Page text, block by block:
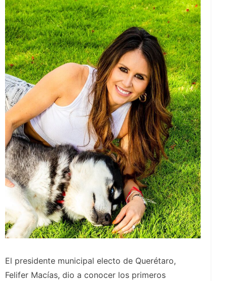
El presidente municipal electo de Querétaro,
Felifer Macías, dio a conocer los primeros